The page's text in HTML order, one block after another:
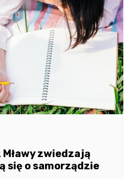
zwiedzają
się o samorządzie